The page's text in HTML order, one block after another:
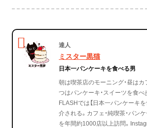
達人
ミスター黒猫
日本一パンケーキを食べる男
朝は喫茶店のモーニング・昼はカ
つはパンケーキ・スイーツを食
FLASHでは【日本一パンケーキ
介される。カフェ・純喫茶・パン
を年間約1000店以上訪問。